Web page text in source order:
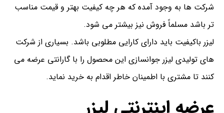
شرکت ها به وجود آمده که هر چه کیفیت بهتر و قیمت مناسب
تر باشد مسلماً فروش نیز بیشتر می شود.
لیزر باکیفیت باید دارای کارایی مطلوبی باشد. بسیاری از شرکت
های تولیدی لیزر جوانسازی این محصول را با گارانتی عرضه می
کنند تا مشتری با اطمینان خاطر اقدام به خرید نماید.